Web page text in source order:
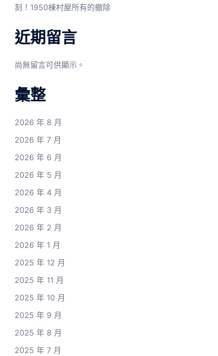
刻！1950棟村屋所有的撤除
近期留言
尚無留言可供顯示。
彙整
2026 年 8 月
2026 年 7 月
2026 年 6 月
2026 年 5 月
2026 年 4 月
2026 年 3 月
2026 年 2 月
2026 年 1 月
2025 年 12 月
2025 年 11 月
2025 年 10 月
2025 年 9 月
2025 年 8 月
2025 年 7 月